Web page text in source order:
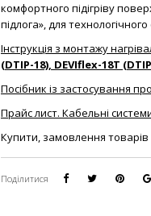
комфортного підігріву
підлога», для технологічного
Інструкція з монтажу
(DTIP-18), DEVIflex-18T
Посібник із застосування
Прайс лист. Кабельні
Купити, замовлення товарів
Поділитися